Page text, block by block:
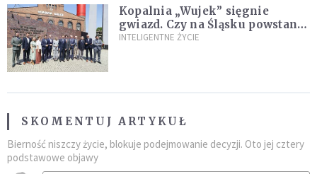
Kopalnia „Wujek” sięgnie
gwiazd. Czy na Śląsku powstanie
„Dolina Krzemowa”?
INTELIGENTNE ŻYCIE
SKOMENTUJ ARTYKUŁ
Bierność niszczy życie, blokuje podejmowanie decyzji. Oto jej cztery
podstawowe objawy